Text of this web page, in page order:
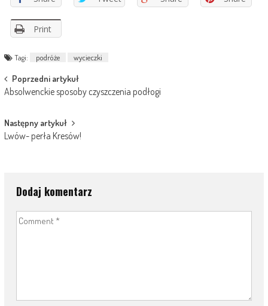
Print
Tagi: podróże wycieczki
Post
navigation
Poprzedni artykuł
Absolwenckie sposoby czyszczenia podłogi
Następny artykuł
Lwów- perła Kresów!
Dodaj komentarz